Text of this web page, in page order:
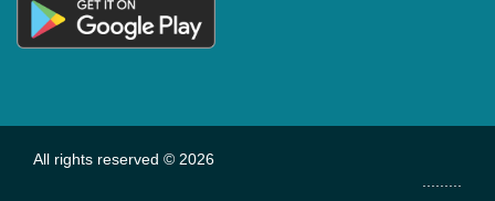
All rights reserved © 2026
.........